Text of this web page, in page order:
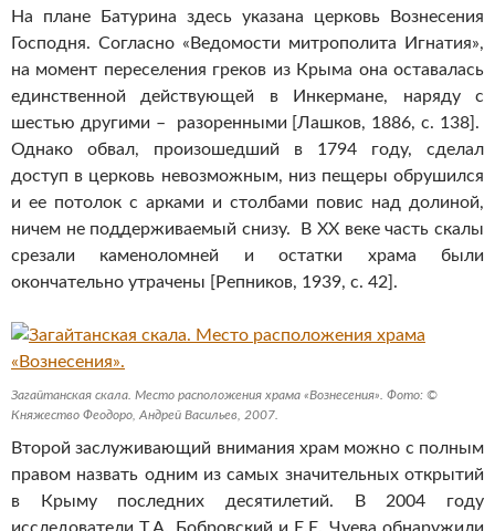
На плане Батурина здесь указана церковь Вознесения
Господня. Согласно «Ведомости митрополита Игнатия»,
на момент переселения греков из Крыма она оставалась
единственной действующей в Инкермане, наряду с
шестью другими – разоренными [Лашков, 1886, с. 138].
Однако обвал, произошедший в 1794 году, сделал
доступ в церковь невозможным, низ пещеры обрушился
и ее потолок с арками и столбами повис над долиной,
ничем не поддерживаемый снизу. В XX веке часть скалы
срезали каменоломней и остатки храма были
окончательно утрачены [Репников, 1939, с. 42].
Загайтанская скала. Место расположения храма «Вознесения». Фото: ©
Княжество Феодоро, Андрей Васильев, 2007.
Второй заслуживающий внимания храм можно с полным
правом назвать одним из самых значительных открытий
в Крыму последних десятилетий. В 2004 году